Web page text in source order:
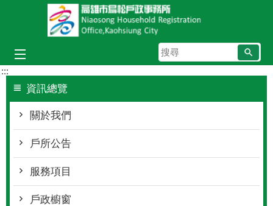
跳到主要內容區塊
搜
尋
:::
資訊總覽
關於我們
戶所公告
服務項目
戶政櫥窗